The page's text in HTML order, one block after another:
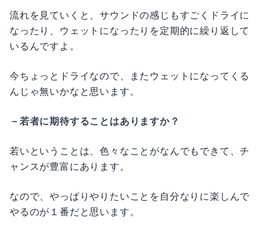
流れを見ていくと、サウンドの感じもすごくドライに
なったり、ウェットになったりを定期的に繰り返して
いるんですよ。
今ちょっとドライなので、またウェットになってくる
んじゃ無いかなと思います。
－若者に期待することはありますか？
若いということは、色々なことがなんでもできて、チ
ャンスが豊富にあります。
なので、やっぱりやりたいことを自分なりに楽しんで
やるのが１番だと思います。